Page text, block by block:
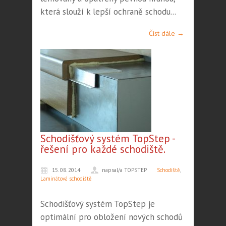
která slouží k lepší ochraně schodu...
Číst dále →
Schodišťový systém TopStep -
řešení pro každé schodiště.
15. 08. 2014 napsal/a TOPSTEP Schodiště,
Laminátová schodiště
Schodišťový systém TopStep je
optimální pro obložení nových schodů i